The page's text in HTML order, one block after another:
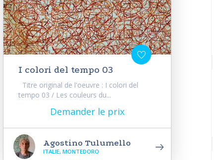
I colori del tempo 03
Titre original de l'oeuvre : I colori del
tempo 03 / Les couleurs du...
Demander le prix
Agostino Tulumello
ITALIE, MONTEDORO